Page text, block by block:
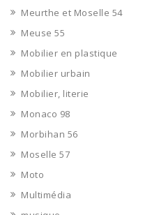
Meurthe et Moselle 54
Meuse 55
Mobilier en plastique
Mobilier urbain
Mobilier, literie
Monaco 98
Morbihan 56
Moselle 57
Moto
Multimédia